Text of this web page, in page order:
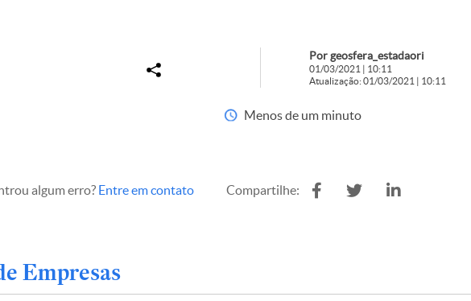
Por geosfera_estadaori
01/03/2021 | 10:11
Atualização: 01/03/2021 | 10:11
Menos de um minuto
algum erro? Entre em contato Compartilhe:
Empresas